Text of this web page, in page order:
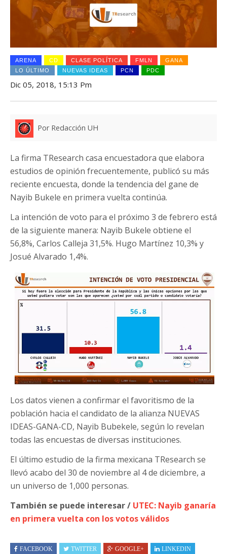
ARENA CD CLASE POLÍTICA FMLN
GANA
LO ÚLTIMO
NUEVAS IDEAS PCN PDC
Dic 05, 2018, 15:13 Pm
Por Redacción UH
La firma TResearch casa encuestadora que elabora
estudios de opinión frecuentemente, publicó su más
reciente encuesta, donde la tendencia del gane de
Nayib Bukele en primera vuelta continúa.
La intención de voto para el próximo 3 de febrero está
de la siguiente manera: Nayib Bukele obtiene el
56,8%, Carlos Calleja 31,5%. Hugo Martínez 10,3% y
Josué Alvarado 1,4%.
Los datos vienen a confirmar el favoritismo de la
población hacia el candidato de la alianza NUEVAS
IDEAS-GANA-CD, Nayib Bubekele, según lo revelan
todas las encuestas de diversas instituciones.
El último estudio de la firma mexicana TResearch se
llevó acabo del 30 de noviembre al 4 de diciembre, a
un universo de 1,000 personas.
También se puede interesar / UTEC: Nayib ganaría
en primera vuelta con los votos válidos
FACEBOOK TWITTER GOOGLE+ LINKEDIN